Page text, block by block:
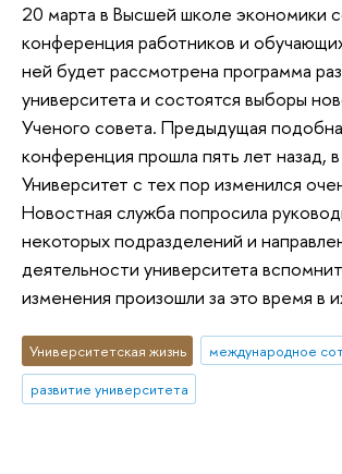
20 марта в Высшей школе экономики
конференция работников и
ней будет рассмотрена программа
университета и состоятся выборы
Ученого совета. Предыдущая
конференция прошла пять лет назад,
Университет с тех пор изменился
Новостная служба попросила
некоторых подразделений и
деятельности университета
изменения произошли за это время в
Университетская жизнь
международное
развитие университета